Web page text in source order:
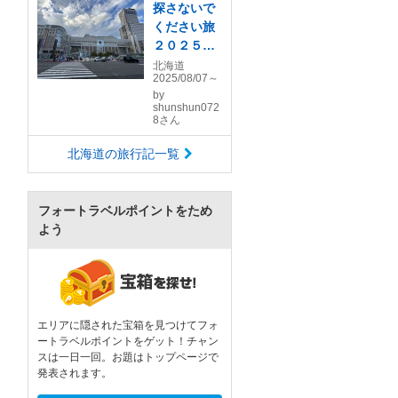
探さないで
ください旅
２０２５夏
～今年は北
の大地を巡
りました～
北海道
2025/08/07～
by
shunshun072
8さん
北海道の旅行記一覧
フォートラベルポイントをため
よう
エリアに隠された宝箱を見つけてフォ
ートラベルポイントをゲット！チャン
スは一日一回。お題はトップページで
発表されます。